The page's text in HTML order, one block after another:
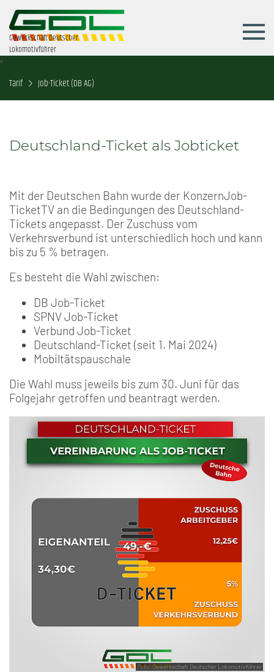
Gewerkschaft Deutscher
Lokomotivführer
Tarif Job-Ticket (DB AG)
Deutschland-Ticket als Jobticket
Mit der Deutschen Bahn wurde der KonzernJob-
TicketTV an die Bedingungen des Deutschland-
Tickets angepasst. Der Zuschuss vom
Verkehrsverbund ist unterschiedlich hoch und kann
bis zu 5 % betragen.
Es besteht die Wahl zwischen:
DB Job-Ticket
SPNV Job-Ticket
Verbund Job-Ticket
Deutschland-Ticket (seit 1. Mai 2024)
Mobiltätspauschale
Die Wahl muss jeweils bis zum 30. Juni für das
Folgejahr getroffen und beantragt werden.
Foto: Gewerkschaft Deutscher Lokomotivführer